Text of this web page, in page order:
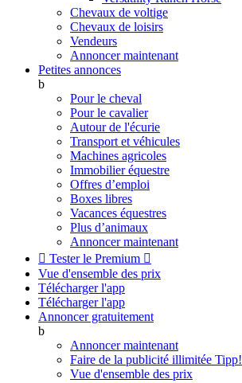
Chevaux de voltige
Chevaux de loisirs
Vendeurs
Annoncer maintenant
Petites annonces
b
Pour le cheval
Pour le cavalier
Autour de l'écurie
Transport et véhicules
Machines agricoles
Immobilier équestre
Offres d’emploi
Boxes libres
Vacances équestres
Plus d’animaux
Annoncer maintenant
 Tester le Premium 
Vue d'ensemble des prix
Télécharger l'app
Télécharger l'app
Annoncer gratuitement
b
Annoncer maintenant
Faire de la publicité illimitée Tipp!
Vue d'ensemble des prix